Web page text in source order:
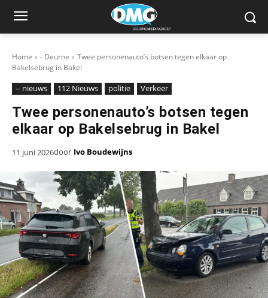
Home - Deurne
Twee personenauto’s botsen tegen elkaar op
Bakelsebrug in Bakel
-- nieuws 112 Nieuws politie Verkeer
Twee personenauto’s botsen tegen
elkaar op Bakelsebrug in Bakel
11 juni 2026door Ivo Boudewijns